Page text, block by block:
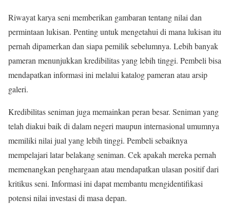
Riwayat karya seni memberikan gambaran tentang nilai dan
permintaan lukisan. Penting untuk mengetahui di mana lukisan itu
pernah dipamerkan dan siapa pemilik sebelumnya. Lebih banyak
pameran menunjukkan kredibilitas yang lebih tinggi. Pembeli bisa
mendapatkan informasi ini melalui katalog pameran atau arsip
galeri.
Kredibilitas seniman juga memainkan peran besar. Seniman yang
telah diakui baik di dalam negeri maupun internasional umumnya
memiliki nilai jual yang lebih tinggi. Pembeli sebaiknya
mempelajari latar belakang seniman. Cek apakah mereka pernah
memenangkan penghargaan atau mendapatkan ulasan positif dari
kritikus seni. Informasi ini dapat membantu mengidentifikasi
potensi nilai investasi di masa depan.